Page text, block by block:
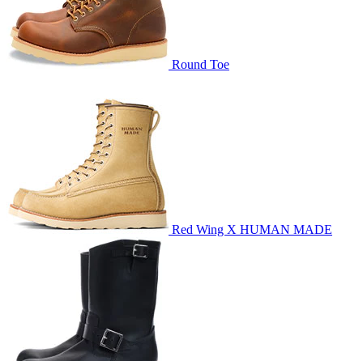
Round Toe
Red Wing X HUMAN MADE